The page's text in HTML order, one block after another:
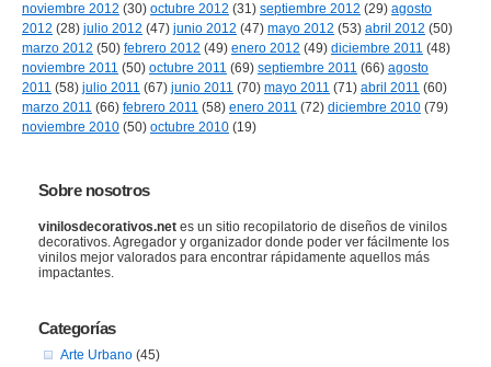
noviembre 2012 (30) octubre 2012 (31) septiembre 2012 (29) agosto
2012 (28) julio 2012 (47) junio 2012 (47) mayo 2012 (53) abril 2012 (50)
marzo 2012 (50) febrero 2012 (49) enero 2012 (49) diciembre 2011 (48)
noviembre 2011 (50) octubre 2011 (69) septiembre 2011 (66) agosto
2011 (58) julio 2011 (67) junio 2011 (70) mayo 2011 (71) abril 2011 (60)
marzo 2011 (66) febrero 2011 (58) enero 2011 (72) diciembre 2010 (79)
noviembre 2010 (50) octubre 2010 (19)
Sobre nosotros
vinilosdecorativos.netes un sitio recopilatorio de diseños de vinilos
decorativos. Agregador y organizador donde poder ver fácilmente los
vinilos mejor valorados para encontrar rápidamente aquellos más
impactantes.
Categorías
Arte Urbano(45)